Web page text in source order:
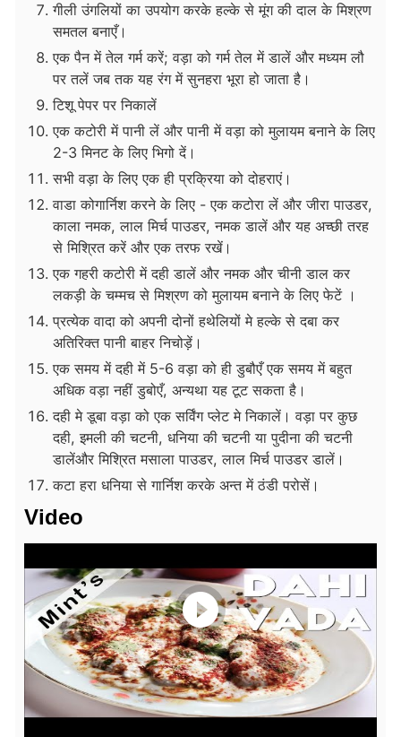
गीली उंगलियों का उपयोग करके हल्के से मूंग की दाल के मिश्रण
समतल बनाएँ।
एक पैन में तेल गर्म करें; वड़ा को गर्म तेल में डालें और मध्यम लौ
पर तलें जब तक यह रंग में सुनहरा भूरा हो जाता है।
टिशू पेपर पर निकालें
एक कटोरी में पानी लें और पानी में वड़ा को मुलायम बनाने के लिए
2-3 मिनट के लिए भिगो दें।
सभी वड़ा के लिए एक ही प्रक्रिया को दोहराएं।
वाडा कोगार्निश करने के लिए - एक कटोरा लें और जीरा पाउडर,
काला नमक, लाल मिर्च पाउडर, नमक डालें और यह अच्छी तरह
से मिश्रित करें और एक तरफ रखें।
एक गहरी कटोरी में दही डालें और नमक और चीनी डाल कर
लकड़ी के चम्मच से मिश्रण को मुलायम बनाने के लिए फेटें ।
प्रत्येक वादा को अपनी दोनों हथेलियों मे हल्के से दबा कर
अतिरिक्त पानी बाहर निचोड़ें।
एक समय में दही में 5-6 वड़ा को ही डुबौएँ एक समय में बहुत
अधिक वड़ा नहीं डुबोएँ, अन्यथा यह टूट सकता है।
दही मे डूबा वड़ा को एक सर्विंग प्लेट मे निकालें। वड़ा पर कुछ
दही, इमली की चटनी, धनिया की चटनी या पुदीना की चटनी
डालेंऔर मिश्रित मसाला पाउडर, लाल मिर्च पाउडर डालें।
कटा हरा धनिया से गार्निश करके अन्त में ठंडी परोसें।
Video